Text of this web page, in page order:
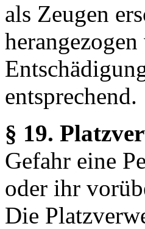
als Zeugen
entsprechend.
§ 19.
Gefahr eine
oder ihr
Die